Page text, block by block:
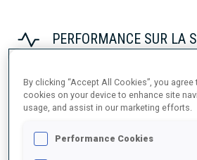
PERFORMANCE SUR LA
2025/2026
By clicking “Accept All Cookies”, you
cookies on your device to enhance site
usage, and assist in our marketing efforts.
Performance Cookies